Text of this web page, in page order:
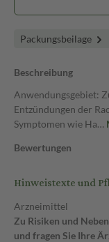
Packungsbeilage
Beschreibung
Anwendungsgebiet:
Entzündungen der
Symptomen wie Ha…
Bewertungen
Hinweistexte und
Arzneimittel
Zu Risiken und
und fragen Sie Ihre